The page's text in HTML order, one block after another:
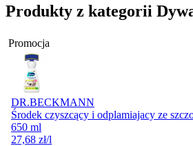
Produkty z kategorii
Promocja
DR.BECKMANN
Środek czyszcący i odplamiajacy ze
650 ml
27,68 zł/l